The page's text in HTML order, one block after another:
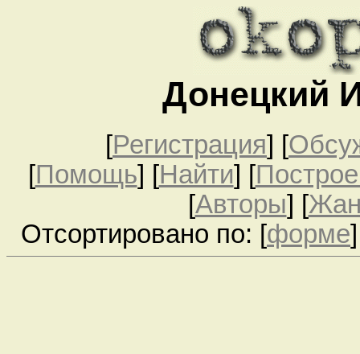
Донецкий
[Регистрация] [
[Помощь] [Найти] [
[Авторы] [
Отсортировано по: [форме